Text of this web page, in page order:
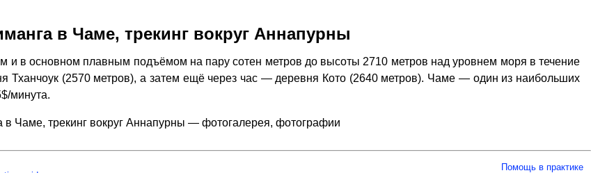
в Чаме, трекинг вокруг Аннапурны
и в основном плавным подъёмом на пару сотен метров до высоты 2710 метров над уровнем моря в течение
Тханчоук (2570 метров), а затем ещё через час — деревня Кото (2640 метров). Чаме — один из наибольших
минута.
в Чаме, трекинг вокруг Аннапурны — фотогалерея, фотографии
Помощь в практике